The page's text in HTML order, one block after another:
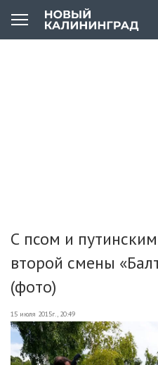
С псом и
второй смены
(фото)
15 июля 2015г., 20:49